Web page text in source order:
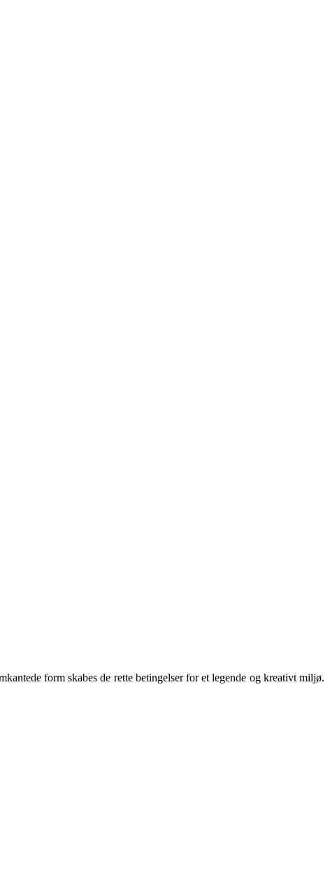
form skabes de rette betingelser for et legende og kreativt miljø.